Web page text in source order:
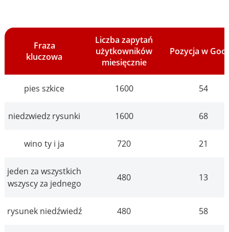
Fraza
kluczowa
Liczba zapytań
użytkowników
miesięcznie
Pozycja w
pies szkice 1600 54
niedzwiedz rysunki 1600 68
wino ty i ja 720 21
jeden za wszystkich
wszyscy za jednego
480 13
rysunek niedźwiedź 480 58